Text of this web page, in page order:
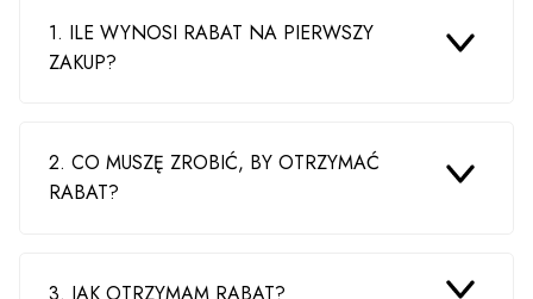
1. ILE WYNOSI RABAT NA PIERWSZY
ZAKUP?
2. CO MUSZĘ ZROBIĆ, BY OTRZYMAĆ
RABAT?
3. JAK OTRZYMAM RABAT?